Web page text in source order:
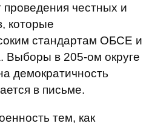
честных и
которые
стандартам ОБСЕ и
Выборы в 205-ом округе
демократичность
в письме.
тем, как